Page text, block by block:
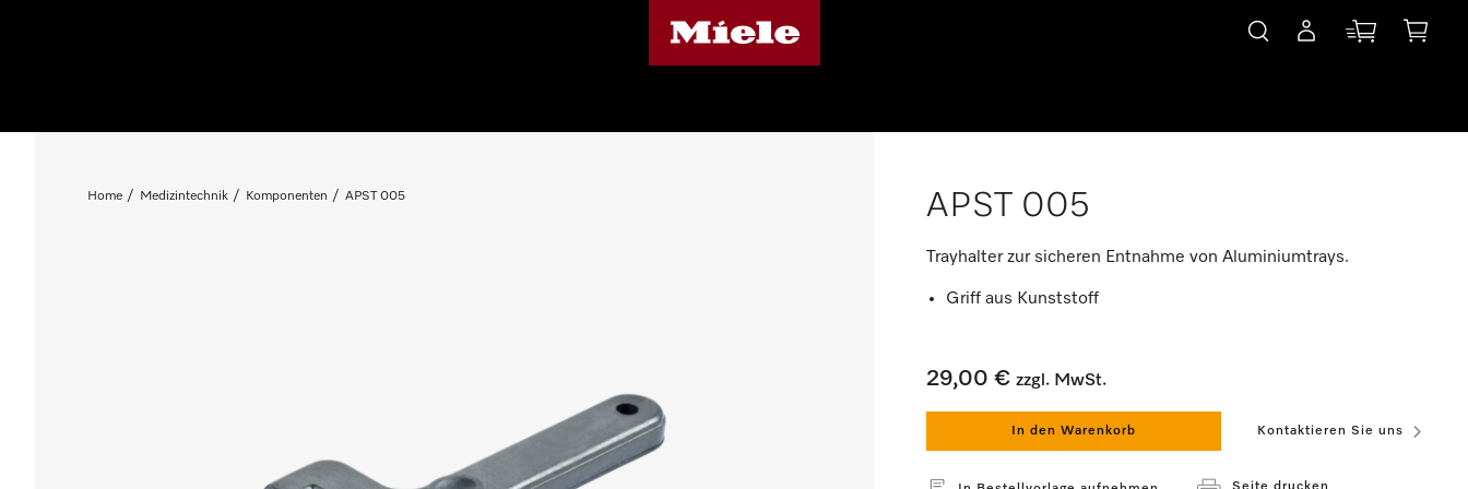
Home Medizintechnik Komponenten APST 005 APST 005
Trayhalter zur sicheren Entnahme von Aluminiumtrays.
Griff aus Kunststoff
29,00 € zzgl. MwSt.
In den Warenkorb Kontaktieren Sie uns